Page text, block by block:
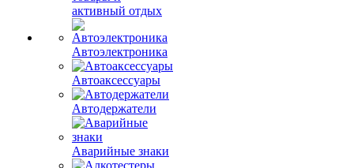
активный отдых
Автоэлектроника
Автоаксессуары
Автодержатели
Аварийные знаки